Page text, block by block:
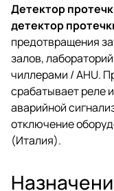
Детектор
детектор
предотвращения
залов,
чиллерами / AHU.
срабатывает реле
аварийной
отключение
(Италия).